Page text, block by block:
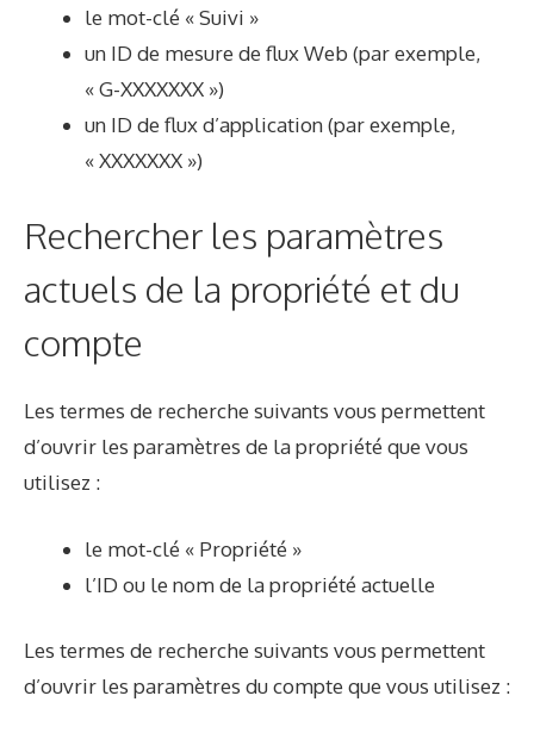
le mot-clé « Suivi »
un ID de mesure de flux Web (par exemple,
« G-XXXXXXX »)
un ID de flux d’application (par exemple,
« XXXXXXX »)
Rechercher les paramètres
actuels de la propriété et du
compte
Les termes de recherche suivants vous permettent
d’ouvrir les paramètres de la propriété que vous
utilisez :
le mot-clé « Propriété »
l’ID ou le nom de la propriété actuelle
Les termes de recherche suivants vous permettent
d’ouvrir les paramètres du compte que vous utilisez :